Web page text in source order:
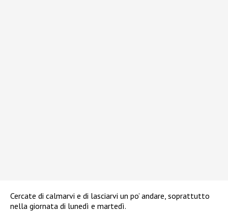
Cercate di calmarvi e di lasciarvi un po’ andare, soprattutto
nella giornata di lunedì e martedì.